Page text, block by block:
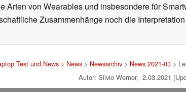
Arten von Wearables und insbesondere für
Zusammenhänge noch die
Test und News > News > Newsarchiv > News 2021-03 >
Autor: Silvio Werner, 2.03.2021